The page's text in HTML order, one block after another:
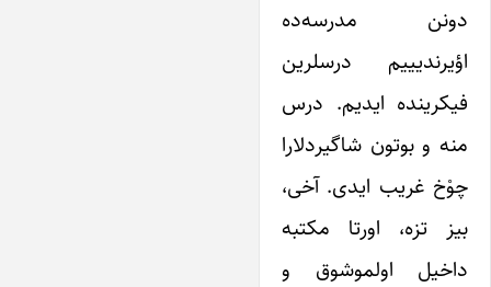
دونن مدرسه‌ده
اؤیرندیییم درسلرین
فیکرینده ‌ایدیم. درس
منه و بوتون شاگیردلارا
چوْخ غریب ایدی. آخی،
بیز تزه، اورتا مکتبه
داخیل اولموشوق و